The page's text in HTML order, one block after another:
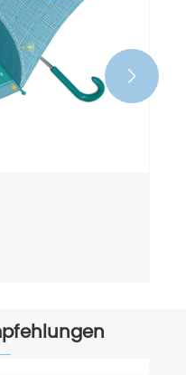
